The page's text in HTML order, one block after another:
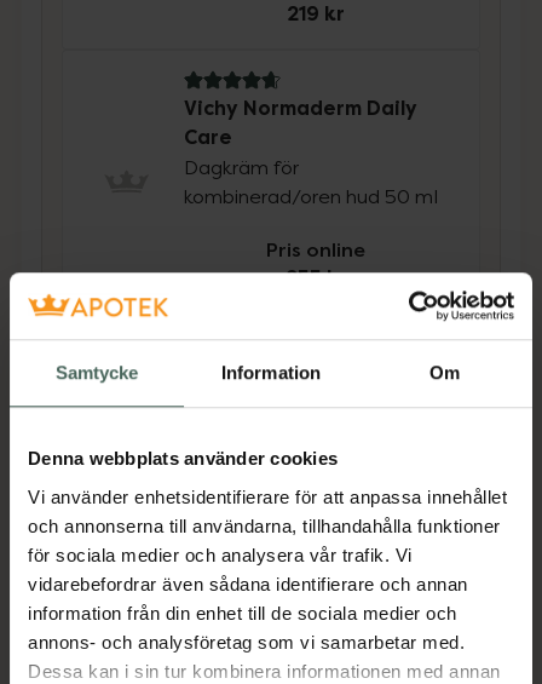
Samtycke Information Om
Denna webbplats använder cookies
Vi använder enhetsidentifierare för att anpassa innehållet
och annonserna till användarna, tillhandahålla funktioner
för sociala medier och analysera vår trafik. Vi
vidarebefordrar även sådana identifierare och annan
information från din enhet till de sociala medier och
annons- och analysföretag som vi samarbetar med.
Dessa kan i sin tur kombinera informationen med annan
219 kr
4.7 av 5 i omdöme
Vichy Normaderm Daily
Care
Dagkräm för
kombinerad/oren hud 50 ml
Pris online
255 kr
Köp båda
Beskrivning
Sébium Gel Moussant Actif (aktiv
rengöringsgel) kombinerar två utjämnande,
aktiva ingredienser (salicyl- + glykolsyra) som
rengör intensivt utan att torka ut huden. Den
respekterar hudens naturliga balans. Det